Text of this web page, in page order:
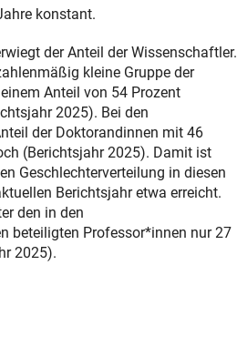
konstant.
der Anteil der Wissenschaftler.
kleine Gruppe der
Anteil von 54 Prozent
2025). Bei den
der Doktorandinnen mit 46
(Berichtsjahr 2025). Damit ist
Geschlechterverteilung in diesen
Berichtsjahr etwa erreicht.
den in den
beteiligten Professor*innen nur 27
2025).